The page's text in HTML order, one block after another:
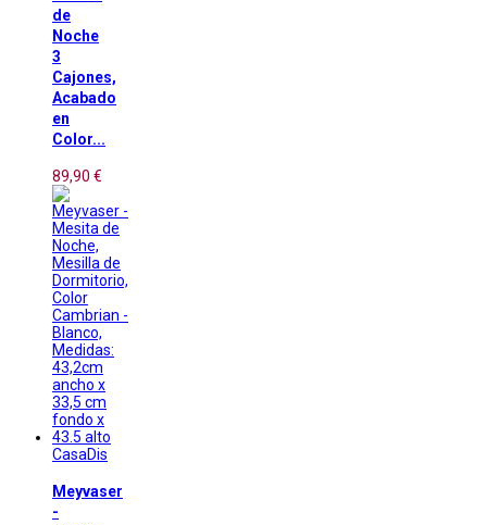
de
Noche
3
Cajones,
Acabado
en
Color...
89,90 €
CasaDis
Meyvaser
-